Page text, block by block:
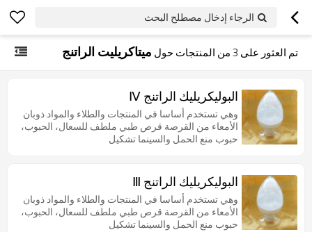
الرجاء إدخال مصطلح البحث
تم العثور على 3من المنتجات حول ميتاكريليت الراتنج
البوليكريليك الراتنج Ⅳ
وهي تستخدم أساسا في المنتجات والطلاء والمواد ذوبان
الأمعاء من القرصة قرص طبي ملطف للسعال، الحبوب،
حبوب منع الحمل والسينما تشكيل
البوليكريليك الراتنج Ⅲ
وهي تستخدم أساسا في المنتجات والطلاء والمواد ذوبان
الأمعاء من القرصة قرص طبي ملطف للسعال، الحبوب،
حبوب منع الحمل والسينما تشكيل